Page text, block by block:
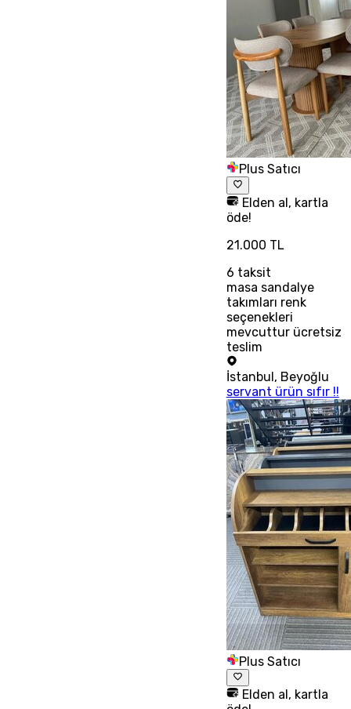
Plus Satıcı
Elden al, kartla
öde!
21.000 TL
6 taksit
masa sandalye
takımları renk
seçenekleri
mevcuttur ücretsiz
teslim
İstanbul, Beyoğlu
servant ürün sıfır !!
Plus Satıcı
Elden al, kartla